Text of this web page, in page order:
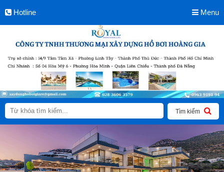
Hotline Menu
Tìm kiếm